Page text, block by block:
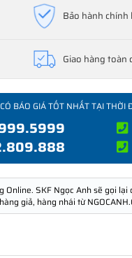
Bảo hành
Giao hàng toàn
BÁO GIÁ TỐT NHẤT TẠI
SKF Ngọc Anh sẽ gọi lại
giả, hàng nhái từ